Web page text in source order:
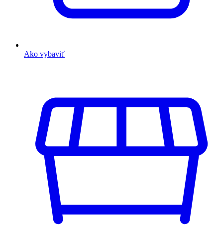
Ako vybaviť